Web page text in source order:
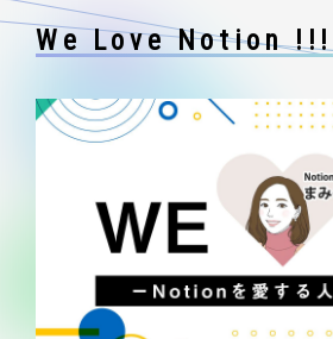
We Love Notion !!!